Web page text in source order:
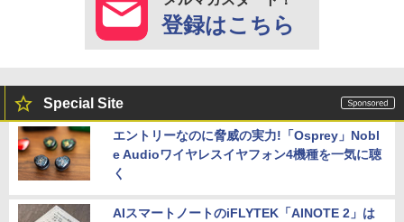
登録はこちら
Special Site
エントリーなのに脅威の実力!「Osprey」Nobl
e Audioワイヤレスイヤフォン4機種を一気に聴
く
AIスマートノートのiFLYTEK「AINOTE 2」は